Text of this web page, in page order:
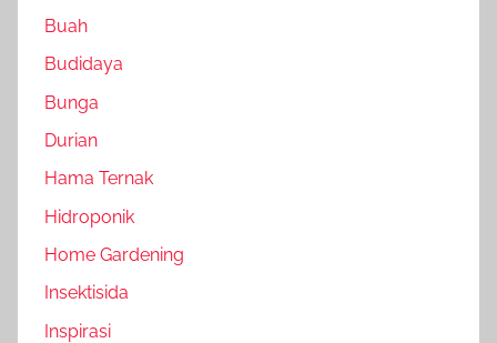
Buah
Budidaya
Bunga
Durian
Hama Ternak
Hidroponik
Home Gardening
Insektisida
Inspirasi